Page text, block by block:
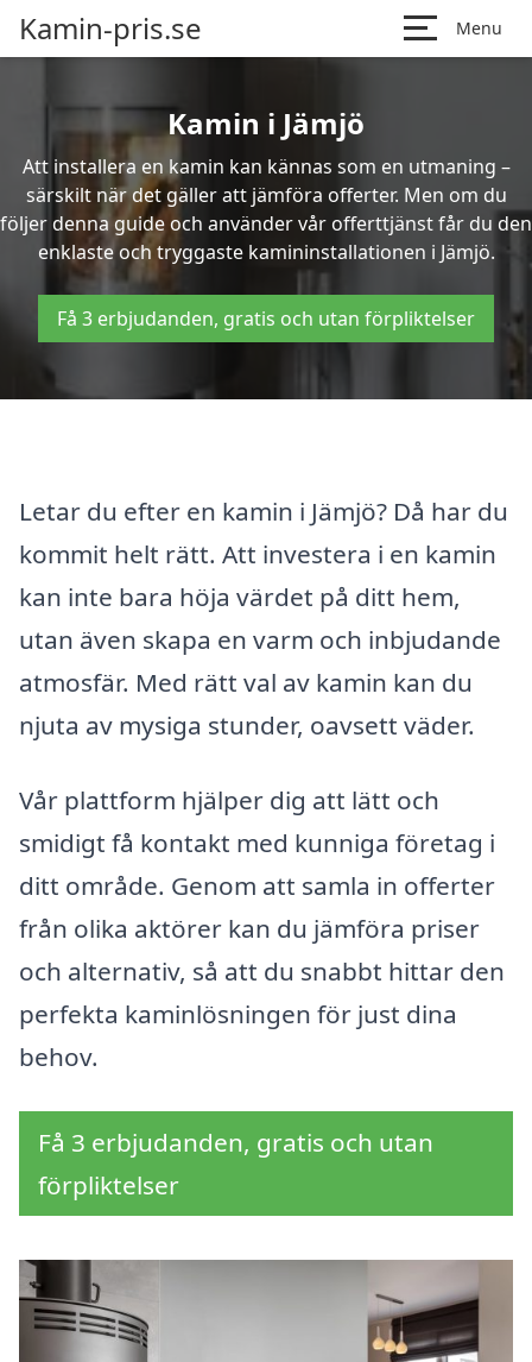
Kamin-pris.se Menu
Kamin i Jämjö
Att installera en kamin kan kännas som en utmaning –
särskilt när det gäller att jämföra offerter. Men om du
följer denna guide och använder vår offerttjänst får du den
enklaste och tryggaste kamininstallationen i Jämjö.
Få 3 erbjudanden, gratis och utan förpliktelser
Letar du efter en kamin i Jämjö? Då har du
kommit helt rätt. Att investera i en kamin
kan inte bara höja värdet på ditt hem,
utan även skapa en varm och inbjudande
atmosfär. Med rätt val av kamin kan du
njuta av mysiga stunder, oavsett väder.
Vår plattform hjälper dig att lätt och
smidigt få kontakt med kunniga företag i
ditt område. Genom att samla in offerter
från olika aktörer kan du jämföra priser
och alternativ, så att du snabbt hittar den
perfekta kaminlösningen för just dina
behov.
Få 3 erbjudanden, gratis och utan
förpliktelser